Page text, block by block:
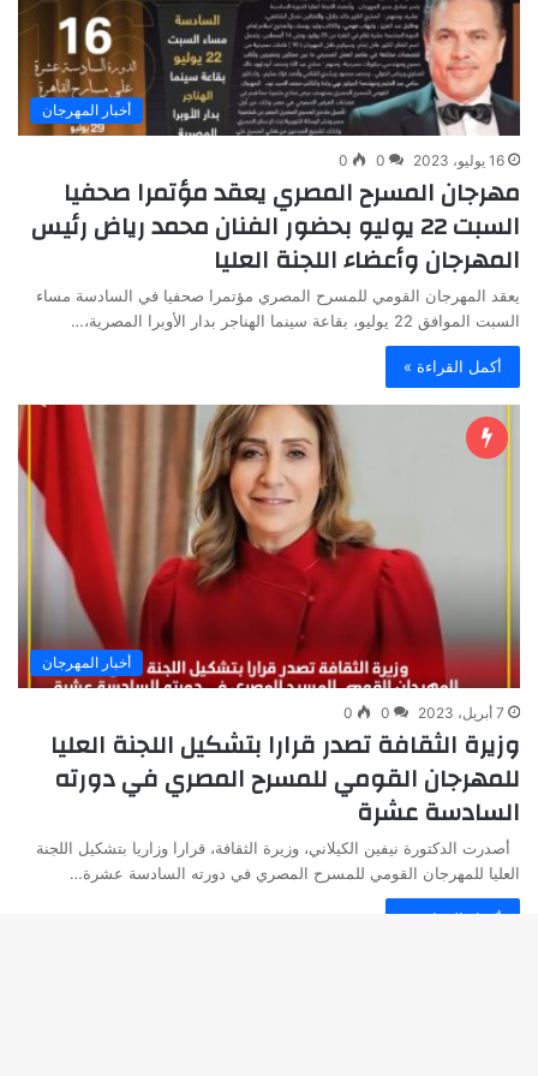
أخبار المهرجان
16 يوليو، 2023 0
0
مهرجان المسرح المصري يعقد مؤتمرا صحفيا
السبت 22 يوليو بحضور الفنان محمد رياض رئيس
المهرجان وأعضاء اللجنة العليا
يعقد المهرجان القومي للمسرح المصري مؤتمرا صحفيا في السادسة مساء
السبت الموافق 22 يوليو، بقاعة سينما الهناجر بدار الأوبرا المصرية،…
أكمل القراءة »
أخبار المهرجان
7 أبريل، 2023 0
0
وزيرة الثقافة تصدر قرارا بتشكيل اللجنة العليا
للمهرجان القومي للمسرح المصري في دورته
السادسة عشرة
أصدرت الدكتورة نيفين الكيلاني، وزيرة الثقافة، قرارا وزاريا بتشكيل اللجنة
العليا للمهرجان القومي للمسرح المصري في دورته السادسة عشرة…
أكمل القراءة »